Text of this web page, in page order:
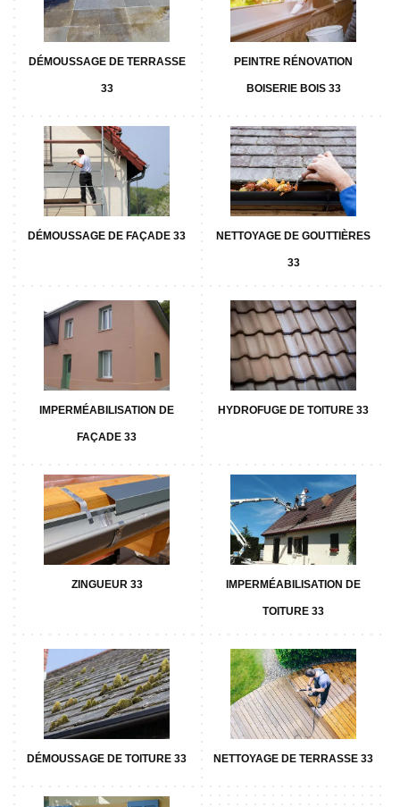
DÉMOUSSAGE DE TERRASSE
33
PEINTRE RÉNOVATION
BOISERIE BOIS 33
DÉMOUSSAGE DE FAÇADE 33 NETTOYAGE DE GOUTTIÈRES
33
IMPERMÉABILISATION DE
FAÇADE 33
HYDROFUGE DE TOITURE 33
ZINGUEUR 33 IMPERMÉABILISATION DE
TOITURE 33
DÉMOUSSAGE DE TOITURE 33 NETTOYAGE DE TERRASSE 33